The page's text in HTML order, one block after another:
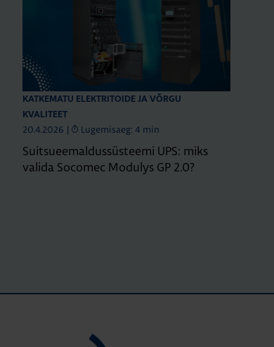
KATKEMATU ELEKTRITOIDE JA VÕRGU
KVALITEET
20.4.2026 | Lugemisaeg: 4 min
Suitsueemaldussüsteemi UPS: miks
valida Socomec Modulys GP 2.0?